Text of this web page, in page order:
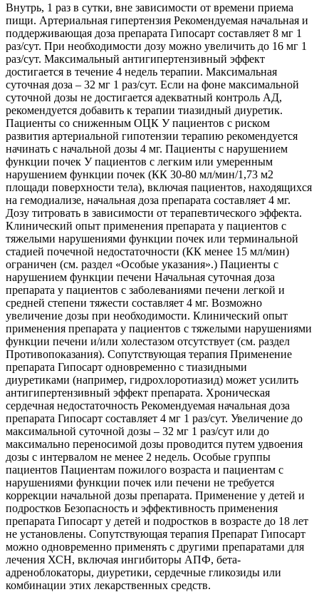
Внутрь, 1 раз в сутки, вне зависимости от времени приема
пищи. Артериальная гипертензия Рекомендуемая начальная и
поддерживающая доза препарата Гипосарт составляет 8 мг 1
раз/сут. При необходимости дозу можно увеличить до 16 мг 1
раз/сут. Максимальный антигипертензивный эффект
достигается в течение 4 недель терапии. Максимальная
суточная доза – 32 мг 1 раз/сут. Если на фоне максимальной
суточной дозы не достигается адекватный контроль АД,
рекомендуется добавить к терапии тиазидный диуретик.
Пациенты со сниженным ОЦК У пациентов с риском
развития артериальной гипотензии терапию рекомендуется
начинать с начальной дозы 4 мг. Пациенты с нарушением
функции почек У пациентов с легким или умеренным
нарушением функции почек (КК 30-80 мл/мин/1,73 м2
площади поверхности тела), включая пациентов, находящихся
на гемодиализе, начальная доза препарата составляет 4 мг.
Дозу титровать в зависимости от терапевтического эффекта.
Клинический опыт применения препарата у пациентов с
тяжелыми нарушениями функции почек или терминальной
стадией почечной недостаточности (КК менее 15 мл/мин)
ограничен (см. раздел «Особые указания».) Пациенты с
нарушением функции печени Начальная суточная доза
препарата у пациентов с заболеваниями печени легкой и
средней степени тяжести составляет 4 мг. Возможно
увеличение дозы при необходимости. Клинический опыт
применения препарата у пациентов с тяжелыми нарушениями
функции печени и/или холестазом отсутствует (см. раздел
Противопоказания). Сопутствующая терапия Применение
препарата Гипосарт одновременно с тиазидными
диуретиками (например, гидрохлоротиазид) может усилить
антигипертензивный эффект препарата. Хроническая
сердечная недостаточность Рекомендуемая начальная доза
препарата Гипосарт составляет 4 мг 1 раз/сут. Увеличение до
максимальной суточной дозы – 32 мг 1 раз/сут или до
максимально переносимой дозы проводится путем удвоения
дозы с интервалом не менее 2 недель. Особые группы
пациентов Пациентам пожилого возраста и пациентам с
нарушениями функции почек или печени не требуется
коррекции начальной дозы препарата. Применение у детей и
подростков Безопасность и эффективность применения
препарата Гипосарт у детей и подростков в возрасте до 18 лет
не установлены. Сопутствующая терапия Препарат Гипосарт
можно одновременно применять с другими препаратами для
лечения ХСН, включая ингибиторы АПФ, бета-
адреноблокаторы, диуретики, сердечные гликозиды или
комбинации этих лекарственных средств.